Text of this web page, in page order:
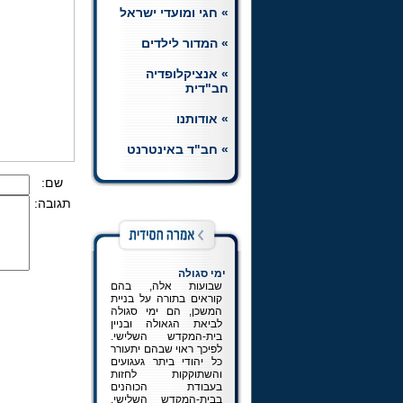
הצטרפו ללומדי השיעורים
ותניא, וכן בשיעור יומי
ברמב"ם.לכניסה למדור
» חגי ומועדי ישראל
» המדור לילדים
» אנציקלופדיה
חב"דית
» אודותנו
» חב"ד באינטרנט
ימי סגולה
שבועות אלה, בהם
קוראים בתורה על בניית
המשכן, הם ימי סגולה
לביאת הגאולה ובניין
בית-המקדש השלישי.
לפיכך ראוי שבהם יתעורר
כל יהודי ביתר געגועים
והשתוקקות לחזות
בעבודת הכוהנים
בבית-המקדש השלישי,
שם:
תגובה: